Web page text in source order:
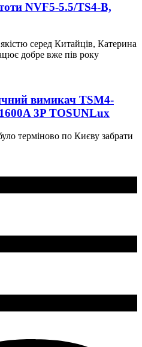
NVF5-5.5/TS4-B,
серед Китайців, Катерина
добре вже пів року
вимикач TSM4-
3P TOSUNLux
терміново по Києву забрати